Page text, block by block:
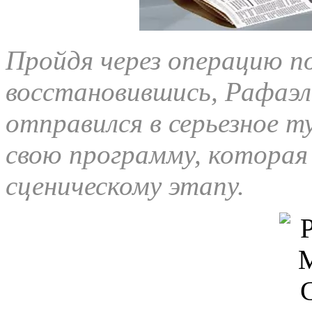
Пройдя через операцию
восстановившись,
отправился в серьезное
свою программу,
сценическому этапу.